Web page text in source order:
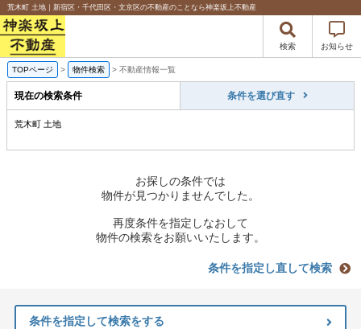
荒木町 土地｜新宿区・千代田区・文京区の不動産のことなら神楽坂上不動産
検索 お知らせ
TOPページ > 物件検索 > 不動産情報一覧
現在の検索条件 条件を選び直す
荒木町 土地
お探しの条件では
物件が見つかりませんでした。
再度条件を指定しなおして
物件の検索をお願いいたします。
条件を指定し直して検索
条件を指定して検索をする